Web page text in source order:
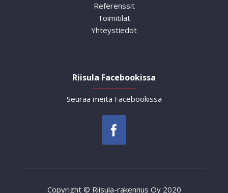
Referenssit
Toimitilat
Yhteystiedot
Riisula Facebookissa
Seuraa meitä Facebookissa
Copyright © Riisula-rakennus Oy 2020